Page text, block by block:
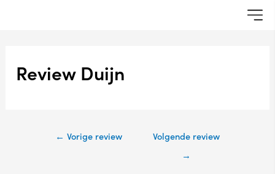
Review Duijn
← Vorige review
Volgende review
→